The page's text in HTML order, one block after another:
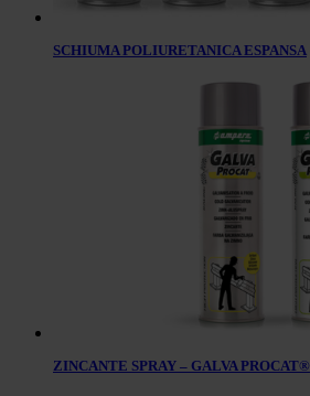
SCHIUMA POLIURETANICA ESPANSA
ZINCANTE SPRAY – GALVA PROCAT®